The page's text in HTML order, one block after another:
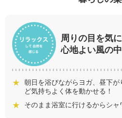
周りの目を気に
心地よい風の
朝日を浴びながらヨガ、昼下
ど気持ちよく体を動かせる！
そのまま浴室に行けるからシ